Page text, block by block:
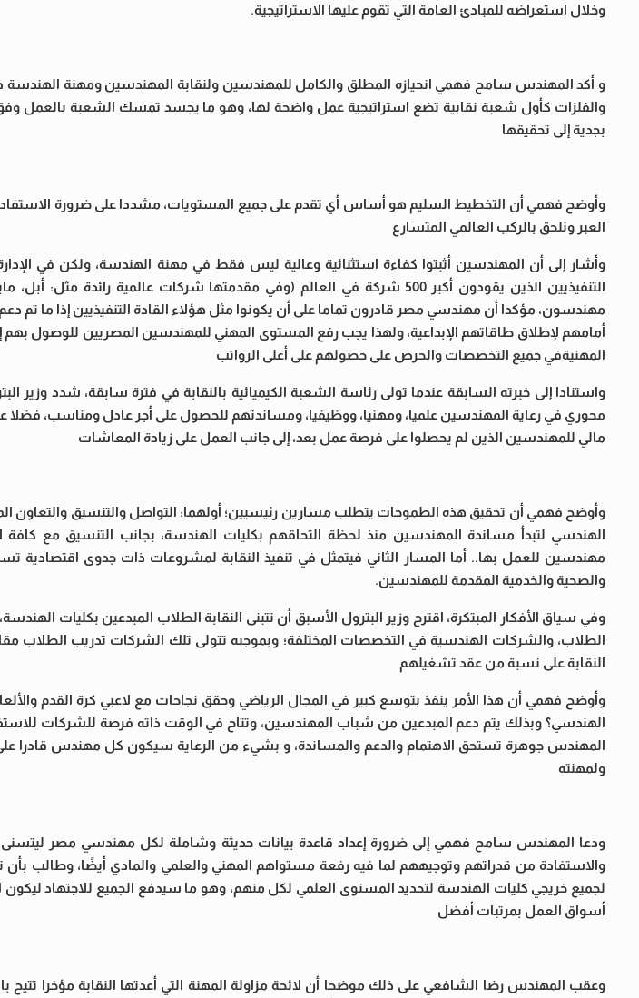
وخلال استعراضه للمبادئ العامة التي تقوم عليها الاستراتيجية.
و أكد المهندس سامح فهمي انحيازه المطلق والكامل للمهندسين ولنقابة المهندسين ومهنة الهندسة
والفلزات كأول شعبة نقابية تضع استراتيجية عمل واضحة لها، وهو ما يجسد تمسك الشعبة
بجدية إلى تحقيقها
وأوضح فهمي أن التخطيط السليم هو أساس أي تقدم على جميع المستويات، مشددا على ضرورة الاستفادة
العبر ونلحق بالركب العالمي المتسارع
وأشار إلى أن المهندسين أثبتوا كفاءة استثنائية وعالية ليس فقط في مهنة الهندسة، ولكن في
التنفيذيين الذين يقودون أكبر 500 شركة في العالم (وفي مقدمتها شركات عالمية
مهندسون، مؤكدا أن مهندسي مصر قادرون تماما على أن يكونوا مثل هؤلاء القادة التنفيذيين إذا ما تم
أمامهم لإطلاق طاقاتهم الإبداعية، ولهذا يجب رفع المستوى المهني للمهندسين المصريين للوصول بهم
المهنيةفي جميع التخصصات والحرص على حصولهم على أعلى الرواتب
واستنادا إلى خبرته السابقة عندما تولى رئاسة الشعبة الكيميائية بالنقابة في فترة سابقة، شدد وزير
محوري في رعاية المهندسين علميا، ومهنيا، ووظيفيا، ومساندتهم للحصول على أجر عادل ومناسب، فضلا عن
مالي للمهندسين الذين لم يحصلوا على فرصة عمل بعد، إلى جانب العمل على زيادة المعاشات
وأوضح فهمي أن تحقيق هذه الطموحات يتطلب مسارين رئيسيين؛ أولهما: التواصل والتنسيق والتعاون
الهندسي لتبدأ مساندة المهندسين منذ لحظة التحاقهم بكليات الهندسة، بجانب التنسيق مع كافة
مهندسين للعمل بها.. أما المسار الثاني فيتمثل في تنفيذ النقابة لمشروعات ذات جدوى اقتصادية
والصحية والخدمية المقدمة للمهندسين.
وفي سياق الأفكار المبتكرة، اقترح وزير البترول الأسبق أن تتبنى النقابة الطلاب المبدعين بكليات
الطلاب، والشركات الهندسية في التخصصات المختلفة؛ وبموجبه تتولى تلك الشركات تدريب الطلاب
النقابة على نسبة من عقد تشغيلهم
وأوضح فهمي أن هذا الأمر ينفذ بتوسع كبير في المجال الرياضي وحقق نجاحات مع لاعبي كرة القدم
الهندسي؟ وبذلك يتم دعم المبدعين من شباب المهندسين، وتتاح في الوقت ذاته فرصة للشركات
المهندس جوهرة تستحق الاهتمام والدعم والمساندة، و بشيء من الرعاية سيكون كل مهندس قادرا على
ولمهنته
ودعا المهندس سامح فهمي إلى ضرورة إعداد قاعدة بيانات حديثة وشاملة لكل مهندسي مصر ليتسنى
والاستفادة من قدراتهم وتوجيههم لما فيه رفعة مستواهم المهني والعلمي والمادي أيضًا، وطالب بأن
لجميع خريجي كليات الهندسة لتحديد المستوى العلمي لكل منهم، وهو ما سيدفع الجميع للاجتهاد
أسواق العمل بمرتبات أفضل
وعقب المهندس رضا الشافعي على ذلك موضحا أن لائحة مزاولة المهنة التي أعدتها النقابة مؤخرا تتيح